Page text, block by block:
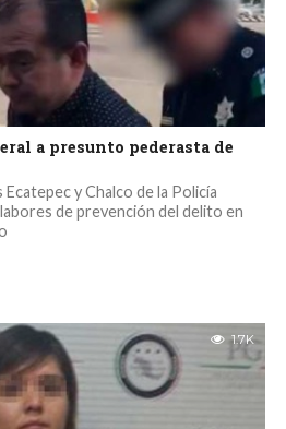
a presunto pederasta de
y Chalco de la Policía
de prevención del delito en
1.7K